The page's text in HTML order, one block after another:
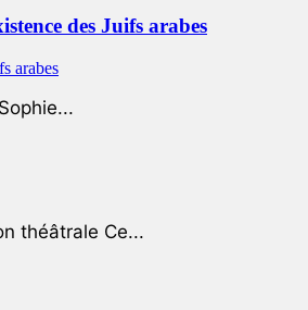
des Juifs arabes
théâtrale Ce...